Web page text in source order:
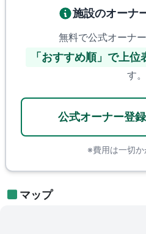
施設のオーナ
無料で公式オーナ
「おすすめ順」で上位
す。
公式オーナー登
※費用は一切
マップ